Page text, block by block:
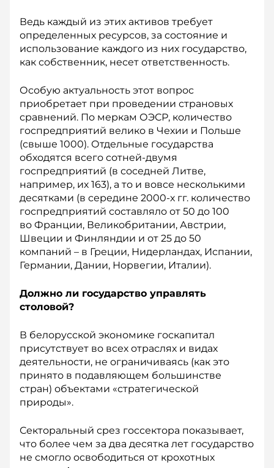
Ведь каждый из этих активов требует
определенных ресурсов, за состояние и
использование каждого из них государство,
как соб­ственник, несет ответственность.
Особую актуальность этот вопрос
приобретает при проведении страновых
сравнений. По меркам ОЭСР, количество
госпредприятий велико в Чехии и Польше
(свыше 1000). Отдельные государства
обходятся всего сотней-двумя
госпредприятий (в соседней Литве,
например, их 163), а то и вовсе несколькими
десятками (в середине 2000-х гг. количество
госпредприятий составляло от 50 до 100
во Франции, Великобритании, Австрии,
Швеции и Финляндии и от 25 до 50
компаний – в Греции, Нидерландах, Испании,
Германии, Дании, Норвегии, Италии).
Должно ли государство управлять
столовой?
В белорусской экономике госкапитал
присутствует во всех отраслях и видах
деятельности, не ограничиваясь (как это
принято в подавляющем большинстве
стран) объектами «стратегической
природы».
Секторальный срез госсектора показывает,
что более чем за два десятка лет государство
не смогло освободиться от крохотных